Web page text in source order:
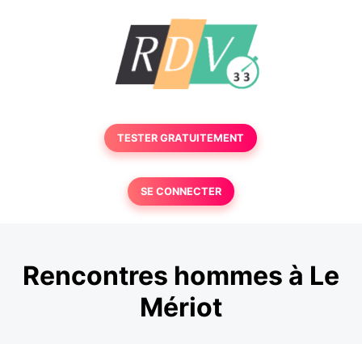
TESTER GRATUITEMENT
SE CONNECTER
Rencontres hommes à Le
Mériot